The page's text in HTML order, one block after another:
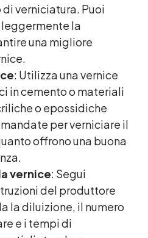
verniciatura. Puoi
la
una migliore
: Utilizza una vernice
in cemento o materiali
o epossidiche
per verniciare il
offrono una buona
vernice: Segui
del produttore
la diluizione, il numero
e i tempi di